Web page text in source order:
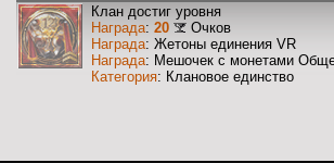
Клан достиг уровня
Награда: 20
Очков
Награда: Жетоны единения VR
Награда: Мешочек с монетами
Категория: Клановое единство